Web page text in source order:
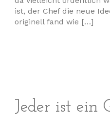
ist, der Chef die neue
originell fand wie […]
Jeder ist ein